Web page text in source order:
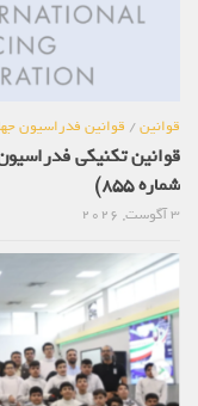
قوانین/قوانین فدراسیون جهانی
شماره 855)